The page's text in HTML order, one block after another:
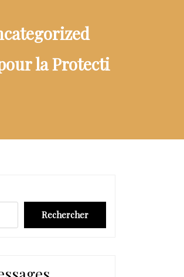
la Protecti
Rechercher